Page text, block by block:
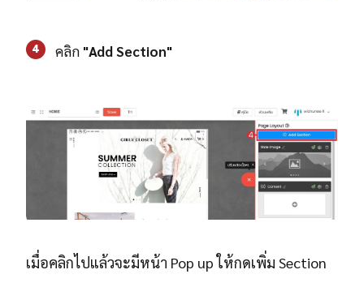
4 คลิก "Add Section"
เมื่อคลิกไปแล้วจะมีหน้า Pop up ให้กดเพิ่ม Section